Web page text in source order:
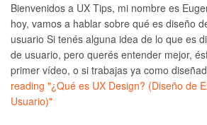
Bienvenidos a UX Tips, mi nombre es
hoy, vamos a hablar sobre qué es diseño
usuario Si tenés alguna idea de lo que es
de usuario, pero querés entender mejor,
primer vídeo, o si trabajas ya como
reading "¿Qué es UX Design? (Diseño de
Usuario)"